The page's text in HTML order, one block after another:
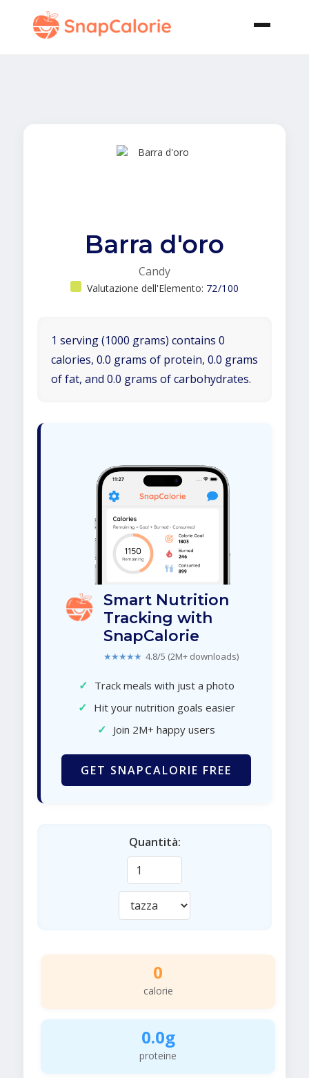
Barra d'oro
Candy
Valutazione dell'Elemento: 72/100
1 serving (1000 grams) contains 0
calories, 0.0 grams of protein, 0.0 grams
of fat, and 0.0 grams of carbohydrates.
Smart Nutrition
Tracking with
SnapCalorie
★★★★★ 4.8/5 (2M+ downloads)
✓ Track meals with just a photo
✓ Hit your nutrition goals easier
✓ Join 2M+ happy users
GET SNAPCALORIE FREE
Quantità:
0
calorie
0.0g
proteine